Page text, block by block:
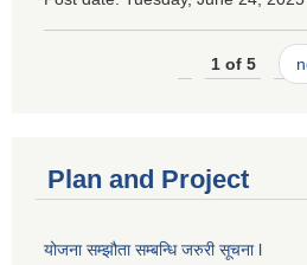
1 of 5
Plan and Project
योजना सम्झौता सम्बन्धि जरुरी सूचना l